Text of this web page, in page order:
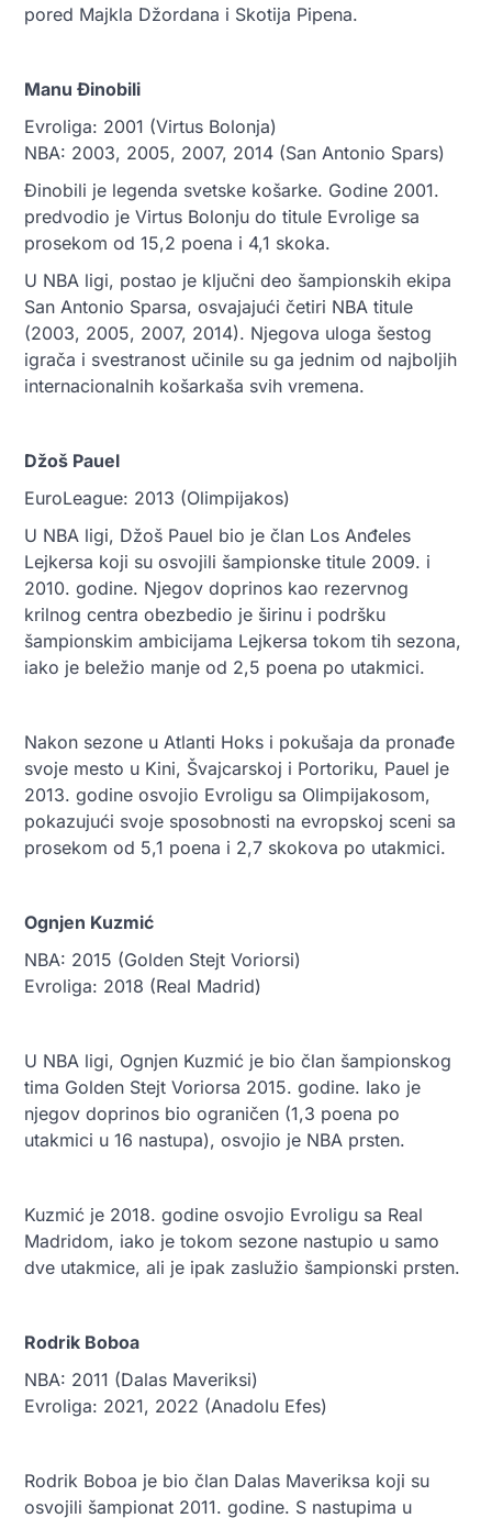
pored Majkla Džordana i Skotija Pipena.
Manu Đinobili
Evroliga: 2001 (Virtus Bolonja)
NBA: 2003, 2005, 2007, 2014 (San Antonio Spars)
Đinobili je legenda svetske košarke. Godine 2001.
predvodio je Virtus Bolonju do titule Evrolige sa
prosekom od 15,2 poena i 4,1 skoka.
U NBA ligi, postao je ključni deo šampionskih ekipa
San Antonio Sparsa, osvajajući četiri NBA titule
(2003, 2005, 2007, 2014). Njegova uloga šestog
igrača i svestranost učinile su ga jednim od najboljih
internacionalnih košarkaša svih vremena.
Džoš Pauel
EuroLeague: 2013 (Olimpijakos)
U NBA ligi, Džoš Pauel bio je član Los Anđeles
Lejkersa koji su osvojili šampionske titule 2009. i
2010. godine. Njegov doprinos kao rezervnog
krilnog centra obezbedio je širinu i podršku
šampionskim ambicijama Lejkersa tokom tih sezona,
iako je beležio manje od 2,5 poena po utakmici.
Nakon sezone u Atlanti Hoks i pokušaja da pronađe
svoje mesto u Kini, Švajcarskoj i Portoriku, Pauel je
2013. godine osvojio Evroligu sa Olimpijakosom,
pokazujući svoje sposobnosti na evropskoj sceni sa
prosekom od 5,1 poena i 2,7 skokova po utakmici.
Ognjen Kuzmić
NBA: 2015 (Golden Stejt Voriorsi)
Evroliga: 2018 (Real Madrid)
U NBA ligi, Ognjen Kuzmić je bio član šampionskog
tima Golden Stejt Voriorsa 2015. godine. Iako je
njegov doprinos bio ograničen (1,3 poena po
utakmici u 16 nastupa), osvojio je NBA prsten.
Kuzmić je 2018. godine osvojio Evroligu sa Real
Madridom, iako je tokom sezone nastupio u samo
dve utakmice, ali je ipak zaslužio šampionski prsten.
Rodrik Boboa
NBA: 2011 (Dalas Maveriksi)
Evroliga: 2021, 2022 (Anadolu Efes)
Rodrik Boboa je bio član Dalas Maveriksa koji su
osvojili šampionat 2011. godine. S nastupima u